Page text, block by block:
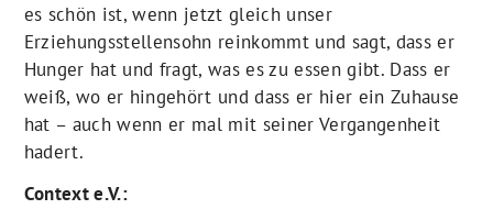
es schön ist, wenn jetzt gleich unser
Erziehungsstellensohn reinkommt und sagt, dass er
Hunger hat und fragt, was es zu essen gibt. Dass er
weiß, wo er hingehört und dass er hier ein Zuhause
hat – auch wenn er mal mit seiner Vergangenheit
hadert.
Context e.V.: